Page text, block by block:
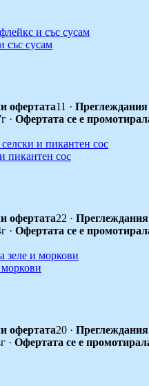
със сусам
офертата11 ·
· Офертата се е
пикантен сос
офертата22 ·
· Офертата се е
офертата20 ·
· Офертата се е